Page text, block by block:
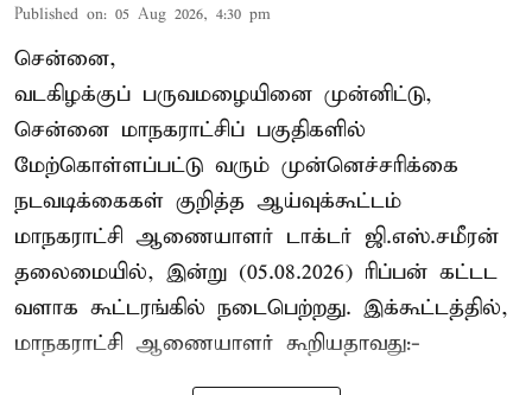
Published on: 05 Aug 2026, 4:30 pm
சென்னை,
வடகிழக்குப் பருவமழையினை முன்னிட்டு,
சென்னை மாநகராட்சிப் பகுதிகளில்
மேற்கொள்ளப்பட்டு வரும் முன்னெச்சரிக்கை
நடவடிக்கைகள் குறித்த ஆய்வுக்கூட்டம்
மாநகராட்சி ஆணையாளர் டாக்டர் ஜி.எஸ்.சமீரன்
தலைமையில், இன்று (05.08.2026) ரிப்பன் கட்டட
வளாக கூட்டரங்கில் நடைபெற்றது. இக்கூட்டத்தில்,
மாநகராட்சி ஆணையாளர் கூறியதாவது:-